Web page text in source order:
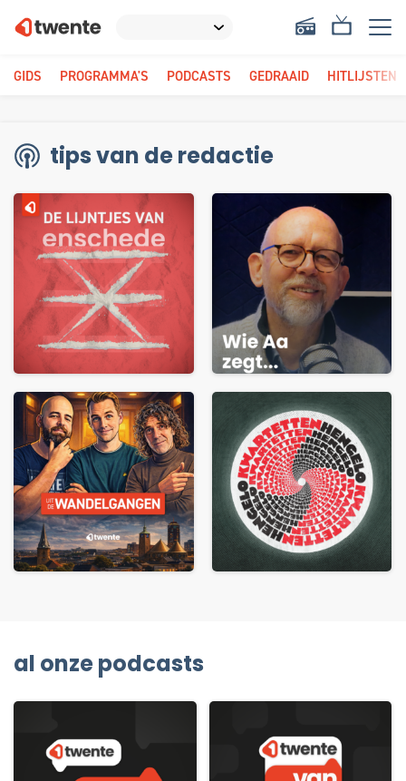
GIDS PROGRAMMA'S PODCASTS GEDRAAID HITLIJSTEN
tips van de redactie
al onze podcasts